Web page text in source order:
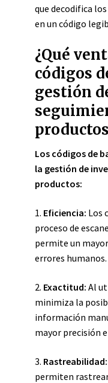
que decodifica
en un código
¿Qué
códigos
gestión
Los códigos de
la gestión de
productos:
1. Eficiencia: Los
proceso de
permite un
errores humanos.
2. Exactitud: Al
minimiza la
información
mayor precisión
3. Rastreabilidad:
permiten